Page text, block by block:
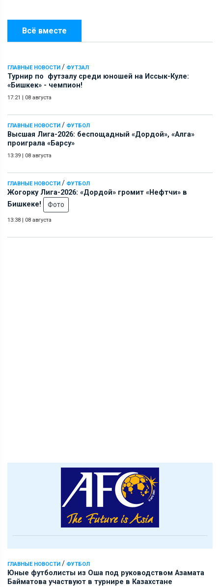
Всё вместе
ГЛАВНЫЕ НОВОСТИ / ФУТЗАЛ
Турнир по футзалу среди юношей на Иссык-Куле:
«Бишкек» - чемпион!
17:21 08 августа
ГЛАВНЫЕ НОВОСТИ / ФУТБОЛ
Высшая Лига-2026: беспощадный «Дордой», «Алга»
проиграла «Барсу»
13:39 08 августа
ГЛАВНЫЕ НОВОСТИ / ФУТБОЛ
Жогорку Лига-2026: «Дордой» громит «Нефтчи» в
Бишкеке!
Фото
13:38 08 августа
ГЛАВНЫЕ НОВОСТИ / ФУТБОЛ
Юные футболисты из Оша под руководством Азамата
Байматова участвуют в турнире в Казахстане